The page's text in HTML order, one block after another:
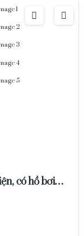
có hồ bơi